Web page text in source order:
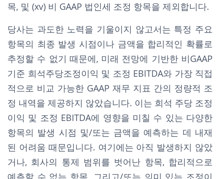
목, 및 (xv) 비 GAAP 법인세 조정 항목을 제외합니다.
당사는 과도한 노력을 기울이지 않고서는 특정 주요
항목의 최종 발생 시점이나 금액을 합리적인 확률로
추정할 수 없기 때문에, 미래 전망에 기반한 비GAAP
기준 희석주당조정이익 및 조정 EBITDA와 가장 직접
적으로 비교 가능한 GAAP 재무 지표 간의 정량적 조
정 내역을 제공하지 않았습니다. 이는 희석 주당 조정
이익 및 조정 EBITDA에 영향을 미칠 수 있는 다양한
항목의 발생 시점 및/또는 금액을 예측하는 데 내재
된 어려움 때문입니다. 여기에는 아직 발생하지 않았
거나, 회사의 통제 범위를 벗어난 항목, 합리적으로
예측할 수 없는 항목, 그리고/또는 의미 있는 조정이